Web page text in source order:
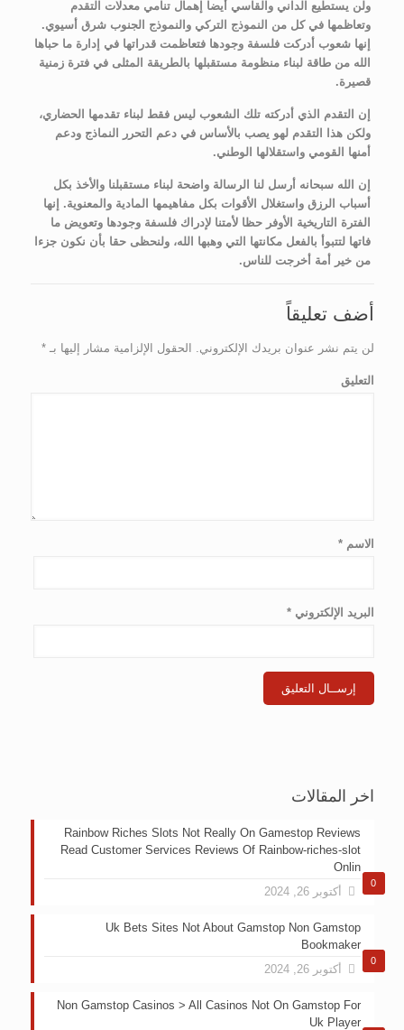
ولن يستطيع الداني والقاسي أيضا إهمال تنامي معدلات التقدم
وتعاظمها في كل من النموذج التركي والنموذج الجنوب شرق أسيوي.
إنها شعوب أدركت فلسفة وجودها فتعاظمت قدراتها في إدارة ما حباها
الله من طاقة لبناء منظومة مستقبلها بالطريقة المثلى في فترة زمنية
قصيرة.
إن التقدم الذي أدركته تلك الشعوب ليس فقط لبناء تقدمها الحضاري،
ولكن هذا التقدم لهو يصب بالأساس في دعم التحرر النماذج ودعم
أمنها القومي واستقلالها الوطني.
إن الله سبحانه أرسل لنا الرسالة واضحة لبناء مستقبلنا والأخذ بكل
أسباب الرزق واستغلال الأقوات بكل مفاهيمها المادية والمعنوية. إنها
الفترة التاريخية الأوفر حظا لأمتنا لإدراك فلسفة وجودها وتعويض ما
فاتها لتتبوأ بالفعل مكانتها التي وهبها الله، ولنحظى حقا بأن نكون جزءا
من خير أمة أخرجت للناس.
أضف تعليقاً
لن يتم نشر عنوان بريدك الإلكتروني. الحقول الإلزامية مشار إليها بـ*
التعليق
الاسم*
البريد الإلكتروني*
اخر المقالات
0
Rainbow Riches Slots Not Really On Gamestop Reviews
Read Customer Services Reviews Of Rainbow-riches-slot
Onlin
أكتوبر 26, 2024
0
Uk Bets Sites Not About Gamstop Non Gamstop
Bookmaker
أكتوبر 26, 2024
Non Gamstop Casinos > All Casinos Not On Gamstop For
Uk Player